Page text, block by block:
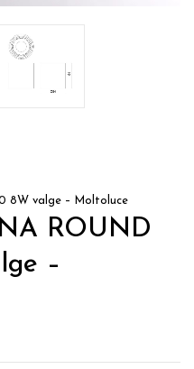
8W valge – Moltoluce
ROUND
–